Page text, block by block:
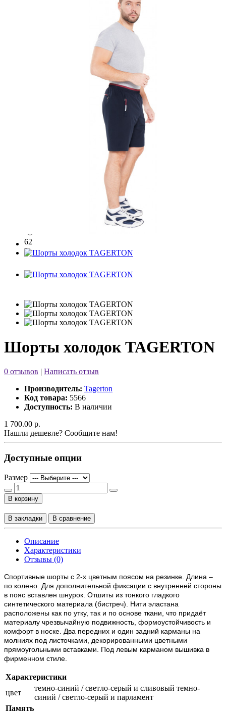
62
0
Шорты холодок TAGERTON
0 отзывов | Написать отзыв
Производитель: Tagerton
Код товара: 5566
Доступность: В наличии
1 700.00 р.
Нашли дешевле? Сообщите нам!
Доступные опции
Размер
В корзину
В закладки В сравнение
Описание
Характеристики
Отзывы (0)
Спортивные шорты с 2-х цветным поясом на резинке. Длина –
по колено. Для дополнительной фиксации с внутренней стороны
в пояс вставлен шнурок. Отшиты из тонкого гладкого
синтетического материала (бистреч). Нити эластана
расположены как по утку, так и по основе ткани, что придаёт
материалу чрезвычайную подвижность, формоустойчивость и
комфорт в носке. Два передних и один задний карманы на
молниях под листочками, декорированными цветными
прямоугольными вставками. Под левым карманом вышивка в
фирменном стиле.
Характеристики
цвет
темно-синий / светло-серый и сливовый темно-
синий / светло-серый и парламент
Память